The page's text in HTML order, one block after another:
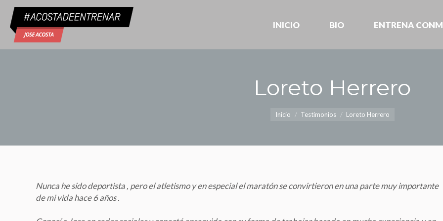
INICIO BIO ENTRENA
Loreto Herrero
Inicio Testimonios Loreto Herrero
Nunca he sido deportista , pero el atletismo y en especial el maratón se convirtieron en una parte muy importante
de mi vida hace 6 años .